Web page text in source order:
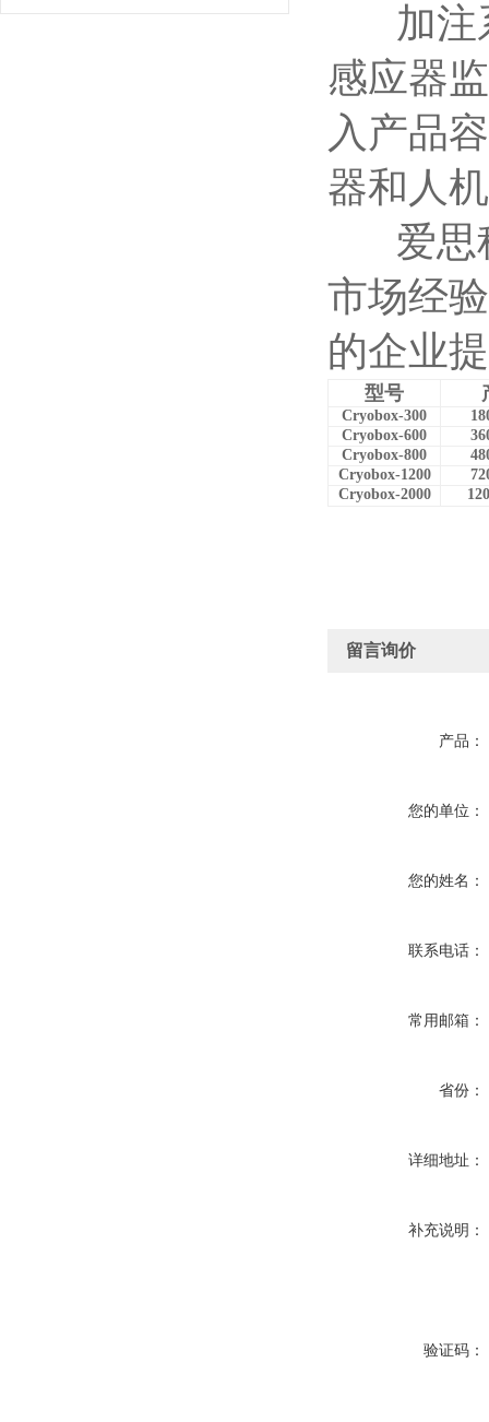
加注系
感应器
入产品
器和人
爱思科
市场经
的企业
型号
Cryobox-300
Cryobox-600
Cryobox-800
Cryobox-1200
Cryobox-2000
留言询价
产品：
您的单位：
您的姓名：
联系电话：
常用邮箱：
省份：
详细地址：
补充说明：
验证码：